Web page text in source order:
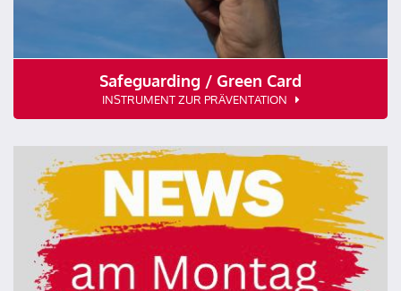
Safeguarding / Green Card
INSTRUMENT ZUR PRÄVENTATION